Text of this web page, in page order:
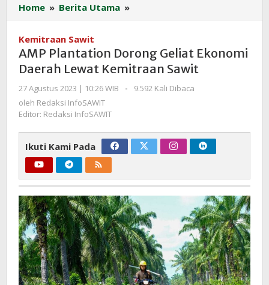
Home » Berita Utama »
Plantation
Ekonomi
Daerah
Lewat
Kemitraan Sawit
AMP Plantation Dorong Geliat Ekonomi
Daerah Lewat Kemitraan Sawit
27 Agustus 2023 | 10:26 WIB
oleh
-
9.592 Kali Dibaca
oleh Redaksi InfoSAWIT
Editor: Redaksi InfoSAWIT
Ikuti Kami Pada